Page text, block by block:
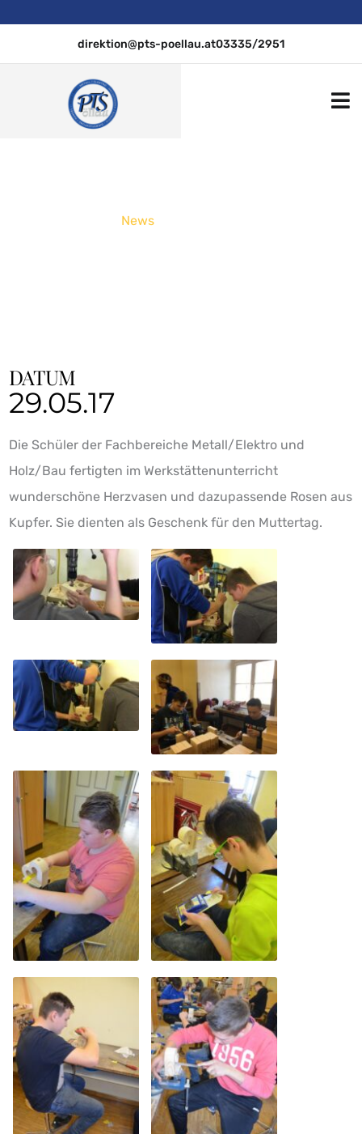
direktion@pts-poellau.at03335/2951
News
DATUM
29.05.17
Die Schüler der Fachbereiche Metall/Elektro und
Holz/Bau fertigten im Werkstättenunterricht
wunderschöne Herzvasen und dazupassende Rosen aus
Kupfer. Sie dienten als Geschenk für den Muttertag.